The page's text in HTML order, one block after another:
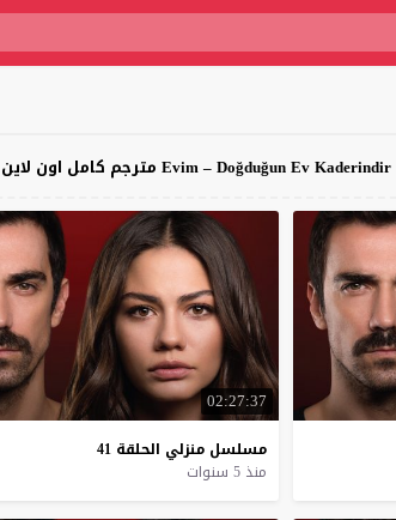
02:27:37
مسلسل منزلي الحلقة 41
منذ 5 سنوات